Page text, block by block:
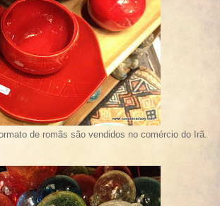
de romãs são vendidos no comércio do Irã.